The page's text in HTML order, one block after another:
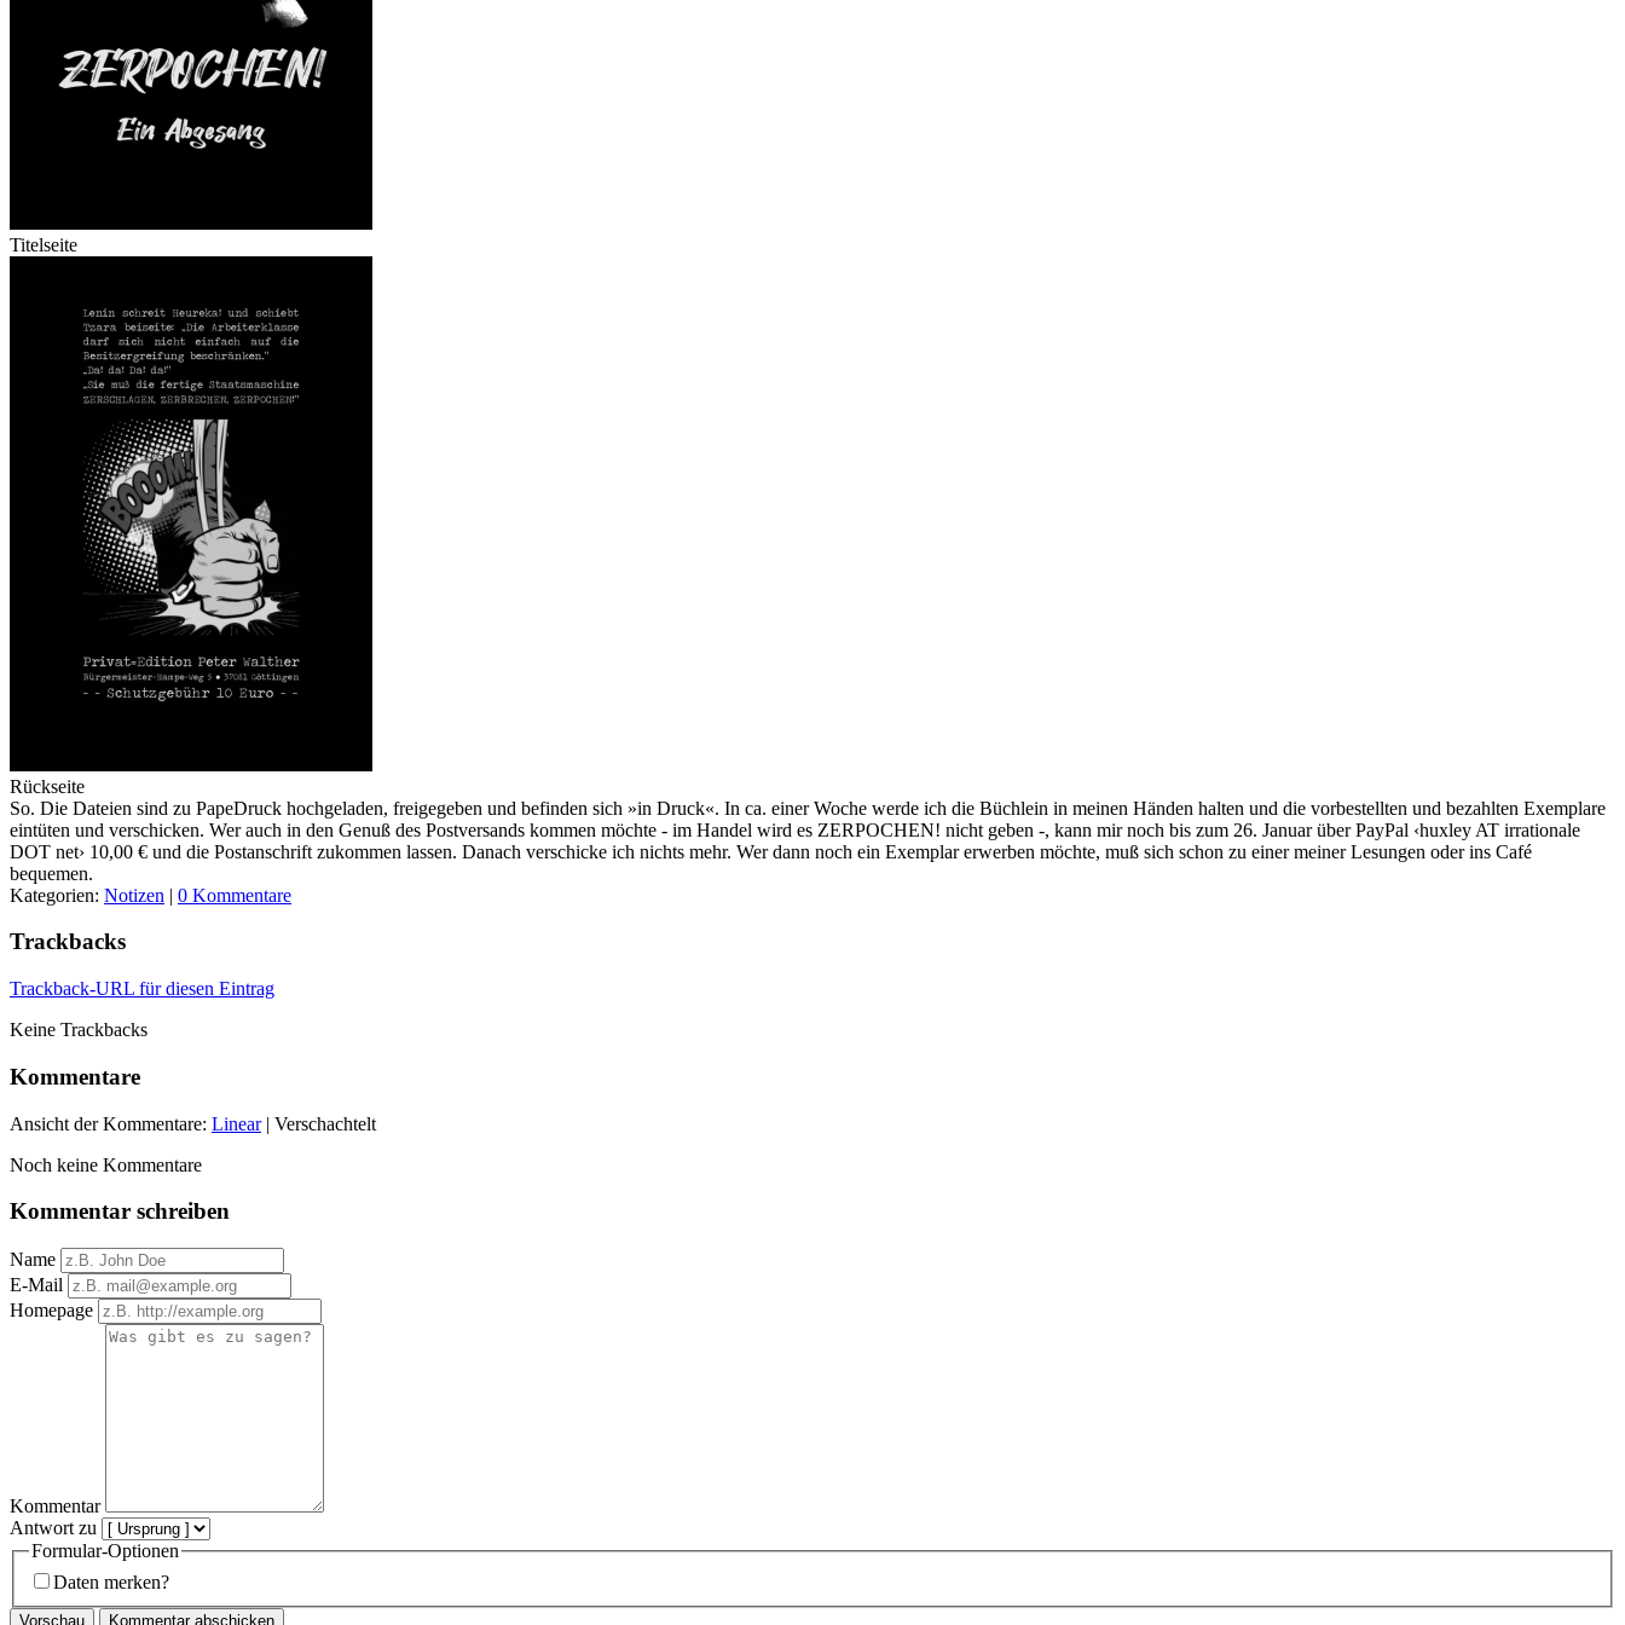
Titelseite
Rückseite
So. Die Dateien sind zu PapeDruck hochgeladen, freigegeben und befinden sich »in Druck«. In ca. einer Woche werde ich die Büchlein in meinen Händen halten und die vorbestellten und bezahlten Exemplare
eintüten und verschicken. Wer auch in den Genuß des Postversands kommen möchte - im Handel wird es ZERPOCHEN! nicht geben -, kann mir noch bis zum 26. Januar über PayPal ‹huxley AT irrationale
DOT net› 10,00 € und die Postanschrift zukommen lassen. Danach verschicke ich nichts mehr. Wer dann noch ein Exemplar erwerben möchte, muß sich schon zu einer meiner Lesungen oder ins Café
bequemen.
Kategorien: Notizen | 0 Kommentare
Trackbacks
Trackback-URL für diesen Eintrag
Keine Trackbacks
Kommentare
Ansicht der Kommentare: Linear| Verschachtelt
Noch keine Kommentare
Kommentar schreiben
Name
E-Mail
Homepage
Kommentar
Antwort zu
Formular-Optionen
Daten merken?